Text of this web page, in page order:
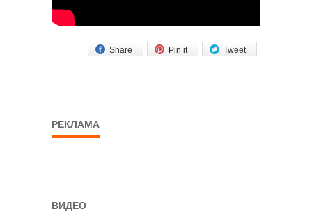
Tweet
Pin it
Share
РЕКЛАМА
ВИДЕО